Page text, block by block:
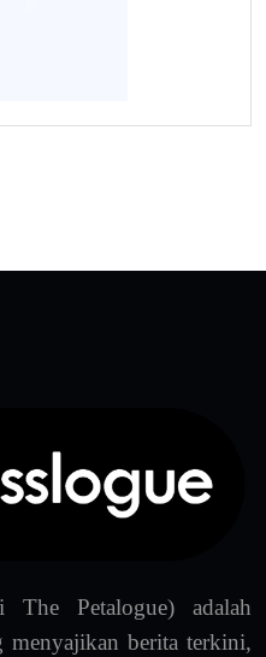
The Petalogue) adalah
berita terkini,